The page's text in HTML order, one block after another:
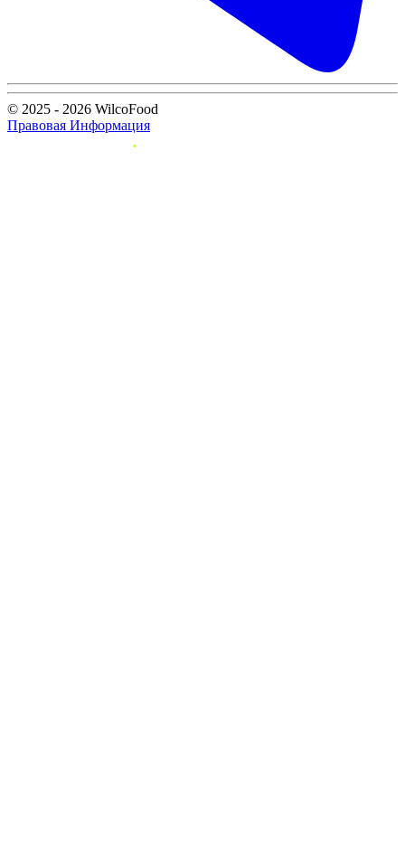
© 2025 - 2026 WilcoFood
Правовая Информация